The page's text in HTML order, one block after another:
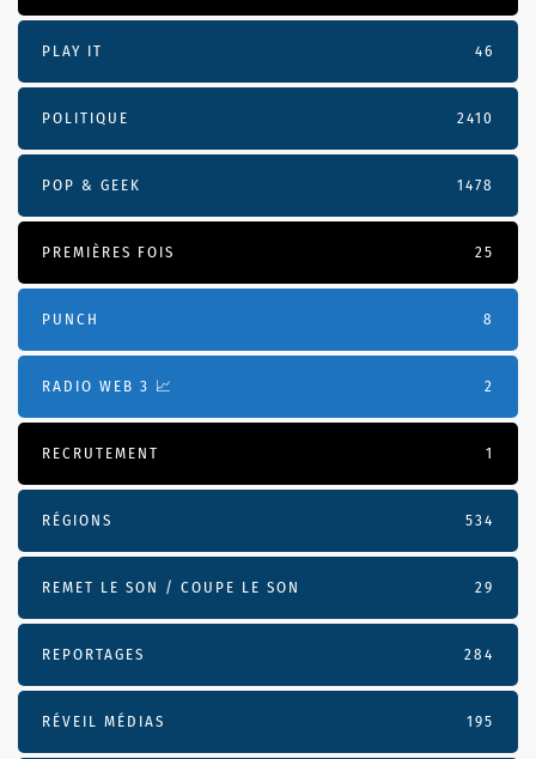
PLAY IT 46
POLITIQUE 2410
POP & GEEK 1478
PREMIÈRES FOIS 25
PUNCH 8
RADIO WEB 3 📈 2
RECRUTEMENT 1
RÉGIONS 534
REMET LE SON / COUPE LE SON 29
REPORTAGES 284
RÉVEIL MÉDIAS 195